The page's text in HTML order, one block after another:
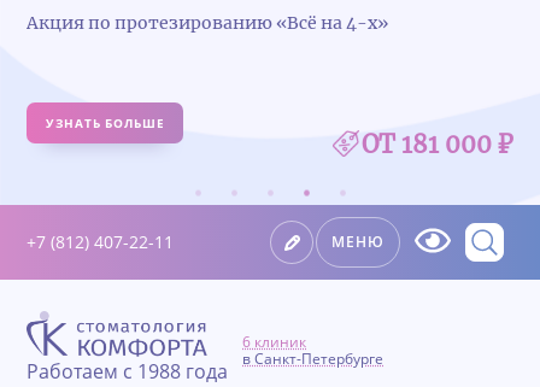
Акция по протезированию «Всё на 4-х»
УЗНАТЬ БОЛЬШЕ
ОТ 181 000 ₽
+7 (812) 407-22-11 МЕНЮ
Работаем с 1988 года
6 клиник
в Санкт-Петербурге